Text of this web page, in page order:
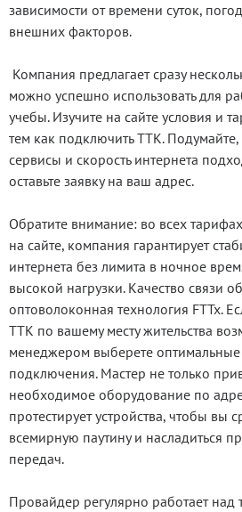
зависимости от времени суток,
внешних факторов.
Компания предлагает сразу
можно успешно использовать для
учебы. Изучите на сайте условия и
тем как подключить ТТК.
сервисы и скорость интернета
оставьте заявку на ваш адрес.
Обратите внимание: во всех
на сайте, компания гарантирует
интернета без лимита в ночное
высокой нагрузки. Качество связи
оптоволоконная технология FTTx.
ТТК по вашему месту жительства
менеджером выберете оптимальные
подключения. Мастер не только
необходимое оборудование по
протестирует устройства, чтобы вы
всемирную паутину и насладиться
передач.
Провайдер регулярно работает над